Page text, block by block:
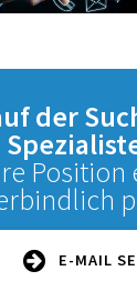
der
Position
E-MAIL